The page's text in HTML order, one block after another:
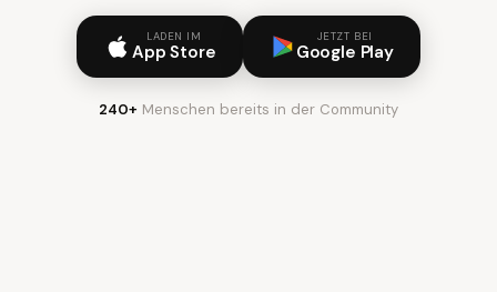
LADEN IM
App Store
JETZT BEI
Google Play
240+ Menschen bereits in der Community